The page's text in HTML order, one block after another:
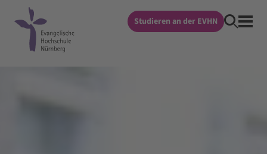
Studieren an der EVHN